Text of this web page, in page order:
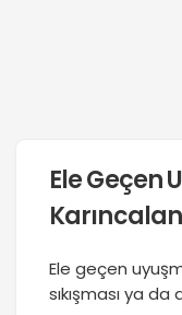
Ele Geçen
Ele geçen
sıkışması ya da